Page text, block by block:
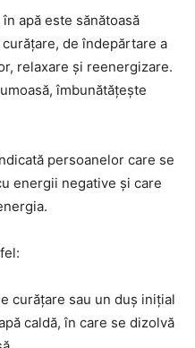
apă este sănătoasă
de îndepărtare a
relaxare și reenergizare.
îmbunătățește
persoanelor care se
energii negative și care
curățare sau un duș inițial
caldă, în care se dizolvă